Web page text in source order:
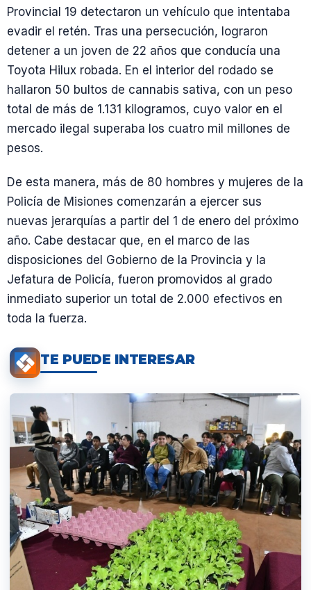
Provincial 19 detectaron un vehículo que intentaba
evadir el retén. Tras una persecución, lograron
detener a un joven de 22 años que conducía una
Toyota Hilux robada. En el interior del rodado se
hallaron 50 bultos de cannabis sativa, con un peso
total de más de 1.131 kilogramos, cuyo valor en el
mercado ilegal superaba los cuatro mil millones de
pesos.
De esta manera, más de 80 hombres y mujeres de la
Policía de Misiones comenzarán a ejercer sus
nuevas jerarquías a partir del 1 de enero del próximo
año. Cabe destacar que, en el marco de las
disposiciones del Gobierno de la Provincia y la
Jefatura de Policía, fueron promovidos al grado
inmediato superior un total de 2.000 efectivos en
toda la fuerza.
TE PUEDE INTERESAR